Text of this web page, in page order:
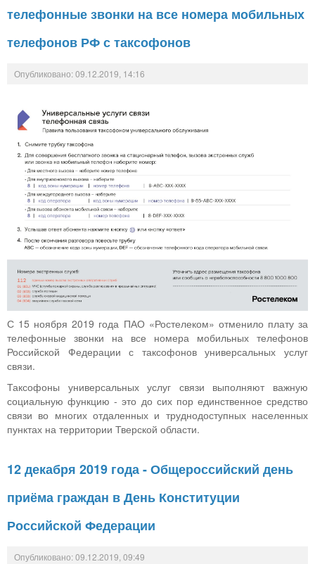
телефонные звонки на все номера мобильных
телефонов РФ с таксофонов
Опубликовано: 09.12.2019, 14:16
С 15 ноября 2019 года ПАО «Ростелеком» отменило плату за
телефонные звонки на все номера мобильных телефонов
Российской Федерации с таксофонов универсальных услуг
связи.
Таксофоны универсальных услуг связи выполняют важную
социальную функцию - это до сих пор единственное средство
связи во многих отдаленных и труднодоступных населенных
пунктах на территории Тверской области.
12 декабря 2019 года - Общероссийский день
приёма граждан в День Конституции
Российской Федерации
Опубликовано: 09.12.2019, 09:49